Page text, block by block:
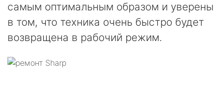
самым оптимальным образом и уверены
в том, что техника очень быстро будет
возвращена в рабочий режим.